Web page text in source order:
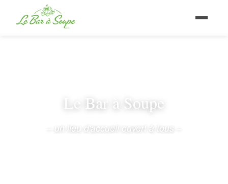
Le Bar à Soupe
– un lieu d'accueil ouvert à tous –